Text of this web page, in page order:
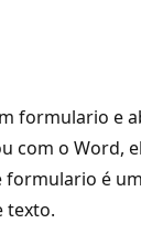
formulario e
com o Word,
formulario é
texto.